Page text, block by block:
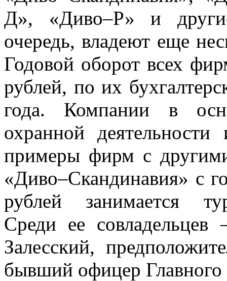
Д», «Диво–Р» и
очередь, владеют еще
Годовой оборот всех
рублей, по их
года. Компании в
охранной
примеры фирм с
«Диво–Скандинавия» с
рублей занимается
Среди ее
Залесский,
бывший офицер Главного